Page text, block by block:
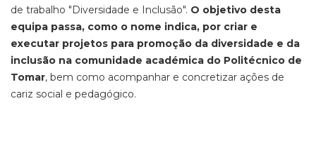
de trabalho "Diversidade e Inclusão". O objetivo desta
equipa passa, como o nome indica, por criar e
executar projetos para promoção da diversidade e da
inclusão na comunidade académica do Politécnico de
Tomar, bem como acompanhar e concretizar ações de
cariz social e pedagógico.